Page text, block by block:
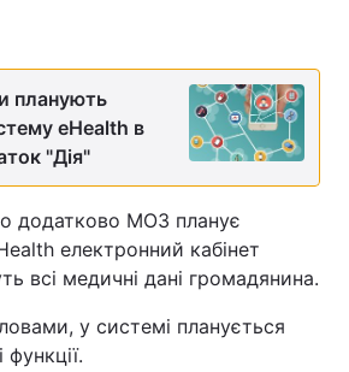
планують
eHealth в
"Дія"
додатково МОЗ планує
електронний кабінет
всі медичні дані громадянина.
у системі планується